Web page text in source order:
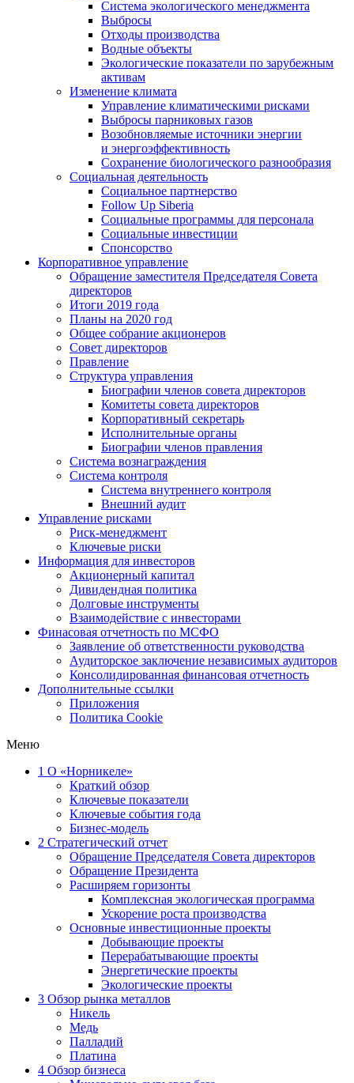
Система экологического менеджмента
Выбросы
Отходы производства
Водные объекты
Экологические показатели по зарубежным
активам
Изменение климата
Управление климатическими рисками
Выбросы парниковых газов
Возобновляемые источники энергии
и энергоэффективность
Сохранение биологического разнообразия
Социальная деятельность
Социальное партнерство
Follow Up Siberia
Социальные программы для персонала
Социальные инвестиции
Спонсорство
Корпоративное управление
Обращение заместителя Председателя Совета
директоров
Итоги 2019 года
Планы на 2020 год
Общее собрание акционеров
Совет директоров
Правление
Структура управления
Биографии членов совета директоров
Комитеты совета директоров
Корпоративный секретарь
Исполнительные органы
Биографии членов правления
Система вознаграждения
Система контроля
Система внутреннего контроля
Внешний аудит
Управление рисками
Риск-менеджмент
Ключевые риски
Информация для инвесторов
Акционерный капитал
Дивидендная политика
Долговые инструменты
Взаимодействие с инвеcторами
Финасовая отчетность по МСФО
Заявление об ответственности руководства
Аудиторское заключение независимых аудиторов
Консолидированная финансовая отчетность
Дополнительные ссылки
Приложения
Политика Cookie
Меню
1 О «Норникеле»
Краткий обзор
Ключевые показатели
Ключевые события года
Бизнес-модель
2 Стратегический отчет
Обращение Председателя Совета директоров
Обращение Президента
Расширяем горизонты
Комплексная экологическая программа
Ускорение роста производства
Основные инвестиционные проекты
Добывающие проекты
Перерабатывающие проекты
Энергетические проекты
Экологические проекты
3 Обзор рынка металлов
Никель
Медь
Палладий
Платина
4 Обзор бизнеса